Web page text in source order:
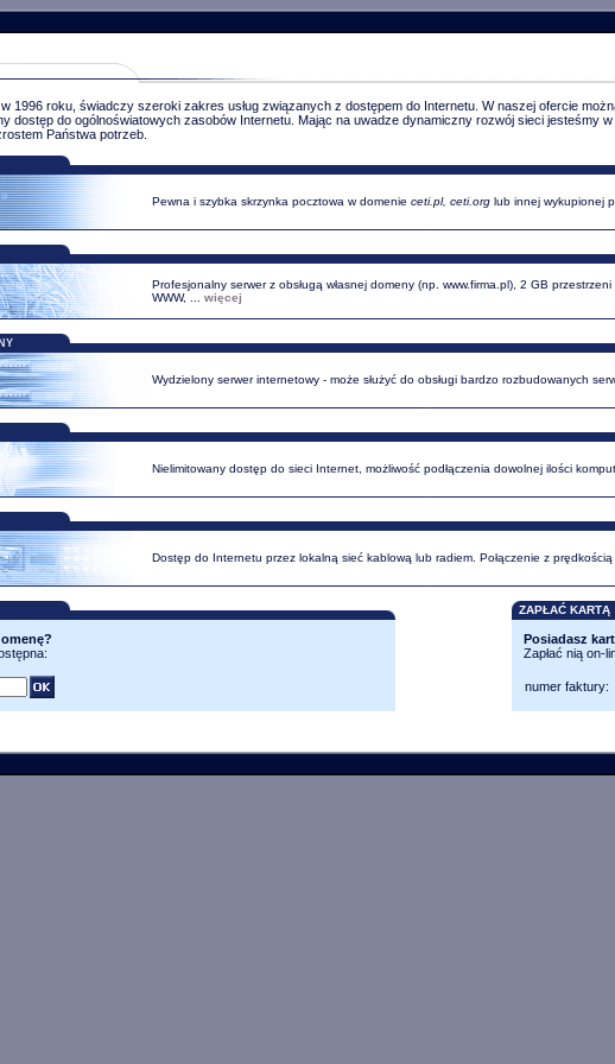
w 1996 roku, świadczy szeroki zakres usług związanych z dostępem do Internetu. W naszej ofercie
dostęp do ogólnoświatowych zasobów Internetu. Mając na uwadze dynamiczny rozwój sieci
Państwa potrzeb.
Pewna i szybka skrzynka pocztowa w domenie ceti.pl, ceti.org lub innej wykupionej
Profesjonalny serwer z obsługą własnej domeny (np. www.firma.pl), 2 GB
WWW, ... więcej
Wydzielony serwer internetowy - może służyć do obsługi bardzo rozbudowanych
Nielimitowany dostęp do sieci Internet, możliwość podłączenia dowolnej ilości
Dostęp do Internetu przez lokalną sieć kablową lub radiem. Połączenie z
ZAPŁAĆ KARTĄ
Posiadasz
Zapłać nią on-
numer faktury: